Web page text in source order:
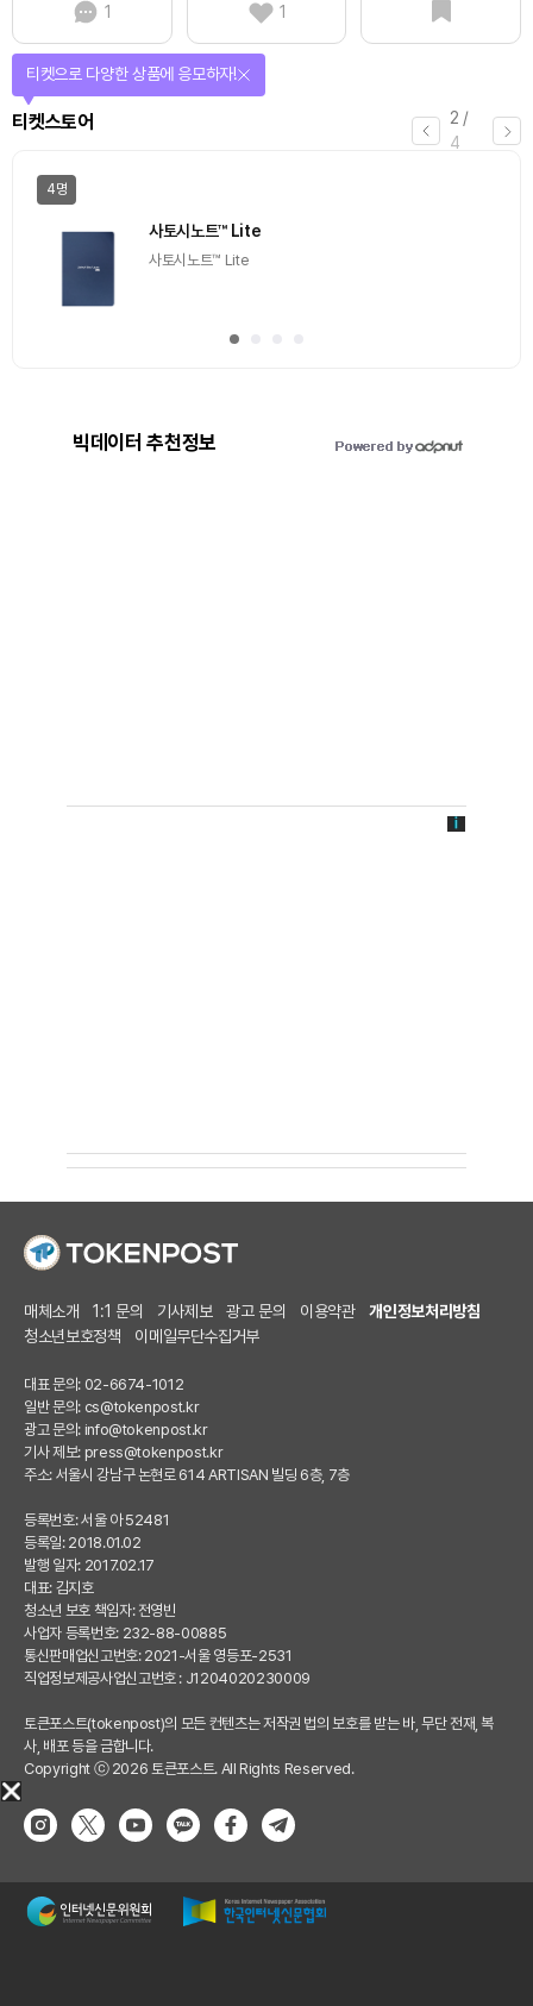
1
1
2 /
4
티켓스토어
티켓으로 다양한 상품에 응모하자!
4명
사토시노트™ Lite
사토시노트™ Lite
빅데이터 추천정보
매체소개 1:1 문의 기사제보 광고 문의 이용약관
개인정보처리방침
청소년보호정책
이메일무단수집거부
대표 문의: 02-6674-1012
일반 문의: cs@tokenpost.kr
광고 문의: info@tokenpost.kr
기사 제보: press@tokenpost.kr
주소: 서울시 강남구 논현로 614 ARTISAN 빌딩 6층, 7층
등록번호: 서울 아 52481
등록일: 2018.01.02
발행 일자: 2017.02.17
대표: 김지호
청소년 보호 책임자: 전영빈
사업자 등록번호: 232-88-00885
통신판매업신고번호: 2021-서울 영등포-2531
직업정보제공사업신고번호 : J1204020230009
토큰포스트(tokenpost)의 모든 컨텐츠는 저작권 법의 보호를 받는 바, 무단 전재, 복
사, 배포 등을 금합니다.
Copyright ⓒ 2026 토큰포스트. All Rights Reserved.